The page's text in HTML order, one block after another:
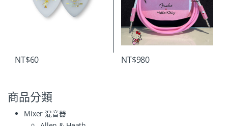
NT$60 NT$980
商品分類
Mixer 混音器